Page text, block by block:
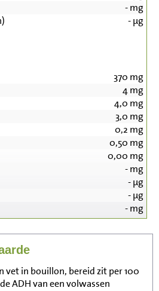
-mg
-µg
370 mg
4mg
4,0 mg
3,0 mg
0,2 mg
0,50 mg
0,00 mg
-mg
-µg
-µg
-mg
vet in bouillon, bereid zit per 100
ADH van een volwassen